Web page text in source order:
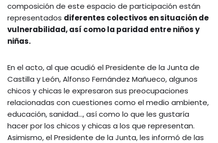
composición de este espacio de participación están
representados diferentes colectivos en situación de
vulnerabilidad, así como la paridad entre niños y
niñas.
En el acto, al que acudió el Presidente de la Junta de
Castilla y León, Alfonso Fernández Mañueco, algunos
chicos y chicas le expresaron sus preocupaciones
relacionadas con cuestiones como el medio ambiente,
educación, sanidad…, así como lo que les gustaría
hacer por los chicos y chicas a los que representan.
Asimismo, el Presidente de la Junta, les informó de las